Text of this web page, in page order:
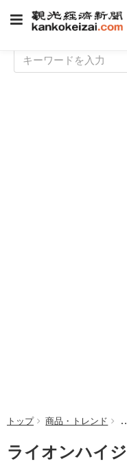
トップ 商品・トレンド
ライオンハイ